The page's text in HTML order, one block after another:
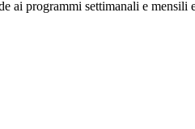
ai programmi settimanali e